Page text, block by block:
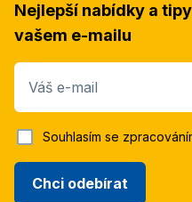
Nejlepší nabídky a
vašem e-mailu
Váš e-mail
Chci odebírat
Souhlasím se